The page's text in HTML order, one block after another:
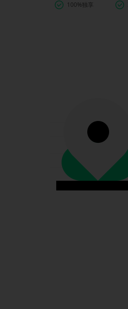
100%独享